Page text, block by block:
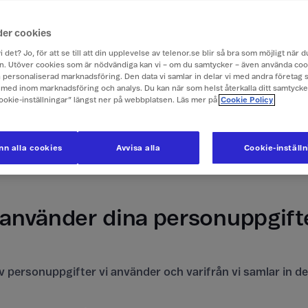
AB (org. nr. 556421-0309) är personuppgiftsansvarig för
av dina personuppgifter som beskrivs i denna
Telenor. Vissa av våra tjänster erbjuder vi
Telenor och vår samarbetspartner kan
ansvarar vi för användningen av dina
dataskyddsombud som hjälper oss att se till att
dataskyddslagstiftningen. Om du har frågor om vår
kan du kontakta oss eller vårt dataskyddsombud.
dina
personuppgifter vi använder och varifrån vi samlar in
cookies
det? Jo, för att se till att din upplevelse av telenor.se blir så bra som möjligt när
Utöver cookies som är nödvändiga kan vi – om du samtycker – även använda
personaliserad marknadsföring. Den data vi samlar in delar vi med andra företag
inom marknadsföring och analys. Du kan när som helst återkalla ditt
inställningar” längst ner på webbplatsen. Läs mer på Cookie Policy
Cookie-
Avvisa alla
alla cookies